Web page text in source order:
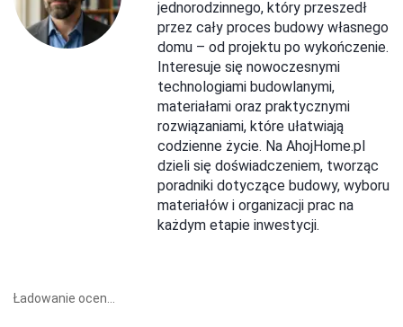
jednorodzinnego, który przeszedł
przez cały proces budowy własnego
domu – od projektu po wykończenie.
Interesuje się nowoczesnymi
technologiami budowlanymi,
materiałami oraz praktycznymi
rozwiązaniami, które ułatwiają
codzienne życie. Na AhojHome.pl
dzieli się doświadczeniem, tworząc
poradniki dotyczące budowy, wyboru
materiałów i organizacji prac na
każdym etapie inwestycji.
Ładowanie ocen...